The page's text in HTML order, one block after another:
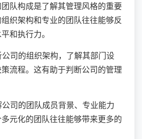
队构成是了解其管理风格的重要
织架构和专业的团队往往能够反
和执行力。
司的组织架构，了解其部门设
流程。这有助于判断公司的管理
司的团队成员背景、专业能力
元化的团队往往能够带来更多的